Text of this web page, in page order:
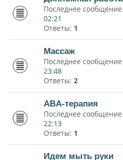
Последнее сообщение
02:21
Ответы: 1
Массаж
Последнее сообщение
23:48
Ответы: 2
ABA-терапия
Последнее сообщение
22:13
Ответы: 1
Идем мыть руки